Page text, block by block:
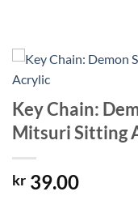
Key Chain:
Mitsuri Sitting
kr 39.00